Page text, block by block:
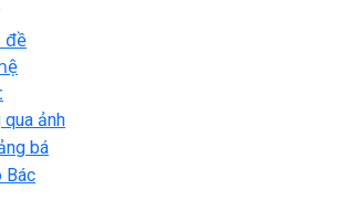
đề
qua ảnh
bá
Bác